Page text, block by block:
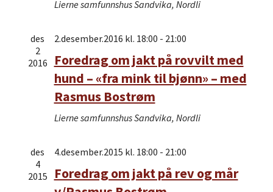
Lierne samfunnshusSandvika, Nordli
des
2
2016
2.desember.2016 kl. 18:00 - 21:00
Foredrag om jakt på rovvilt med
hund – «fra mink til bjønn» – med
Rasmus Bostrøm
Lierne samfunnshusSandvika, Nordli
des
4
2015
4.desember.2015 kl. 18:00 - 21:00
Foredrag om jakt på rev og mår